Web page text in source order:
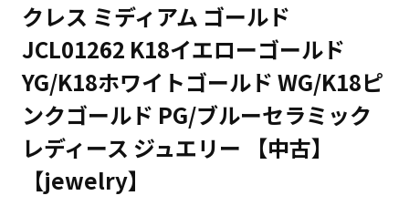
クレス ミディアム ゴールド
JCL01262 K18イエローゴールド
YG/K18ホワイトゴールド WG/K18ピ
ンクゴールド PG/ブルーセラミック
レディース ジュエリー 【中古】
【jewelry】